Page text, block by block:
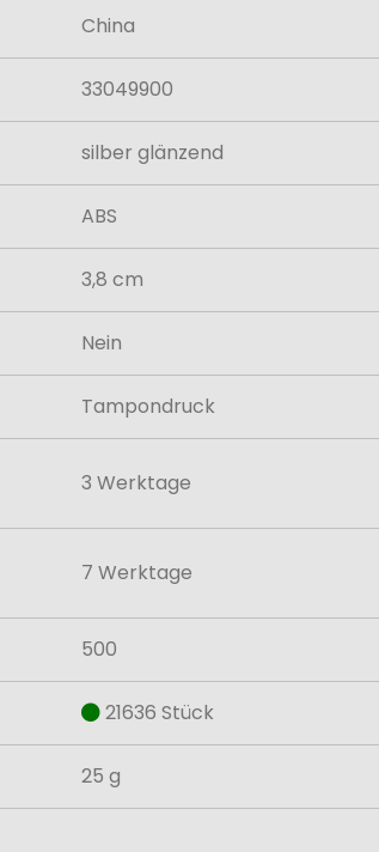
China
33049900
silber glänzend
ABS
3,8 cm
Nein
Tampondruck
3 Werktage
7 Werktage
500
21636 Stück
25 g